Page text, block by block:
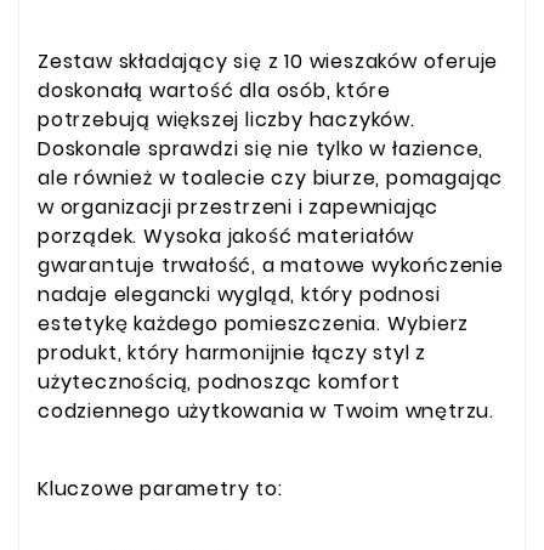
Zestaw składający się z 10 wieszaków oferuje
doskonałą wartość dla osób, które
potrzebują większej liczby haczyków.
Doskonale sprawdzi się nie tylko w łazience,
ale również w toalecie czy biurze, pomagając
w organizacji przestrzeni i zapewniając
porządek. Wysoka jakość materiałów
gwarantuje trwałość, a matowe wykończenie
nadaje elegancki wygląd, który podnosi
estetykę każdego pomieszczenia. Wybierz
produkt, który harmonijnie łączy styl z
użytecznością, podnosząc komfort
codziennego użytkowania w Twoim wnętrzu.
Kluczowe parametry to: